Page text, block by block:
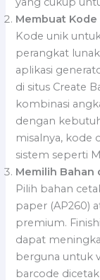
Membuat Kode
Kode unik
perangkat
aplikasi
di situs Create
kombinasi
dengan
misalnya, kode
sistem seperti
Memilih Bahan
Pilih bahan
paper (AP260)
premium.
dapat
berguna untuk
barcode